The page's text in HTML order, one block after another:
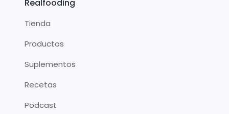
Realfooding
Tienda
Productos
Suplementos
Recetas
Podcast